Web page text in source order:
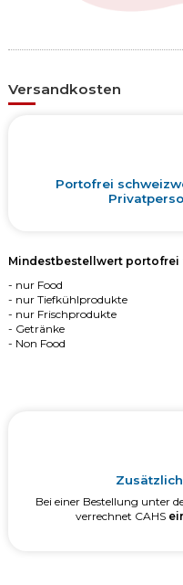
Versandkosten
Portofrei
Mindestbestellwert portofrei
- nur Food
- nur Tiefkühlprodukte
- nur Frischprodukte
- Getränke
- Non Food
Bei einer Bestellung unter
verrechnet CAHS